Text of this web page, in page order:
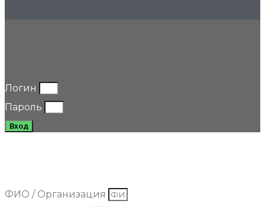
Логин
Пароль
Вход
ФИО / Организация